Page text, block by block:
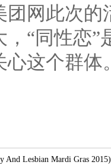
团网此次
，“同性恋
心这个群体
Lesbian Mardi Gras 2015)